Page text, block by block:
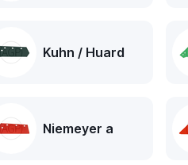
Kuhn / Huard
Niemeyer a